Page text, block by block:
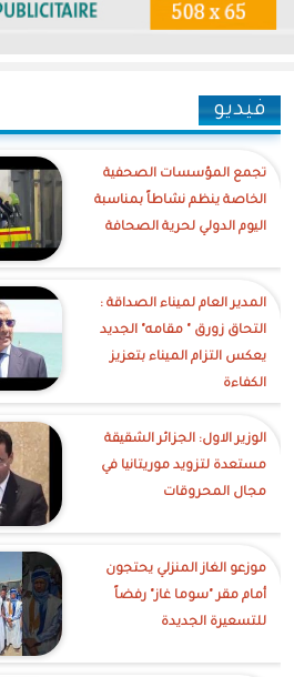
فيديو
تجمع المؤسسات الصحفية
الخاصة ينظم نشاطاً بمناسبة
اليوم الدولي لحرية الصحافة
‎المدير العام لميناء الصداقة :
التحاق زورق " مقامه" الجديد
يعكس التزام الميناء بتعزيز
الكفاءة
الوزير الاول: الجزائر الشقيقة
مستعدة لتزويد موريتانيا في
مجال المحروقات
موزعو الغاز المنزلي يحتجون
أمام مقر "سوما غاز" رفضاً
للتسعيرة الجديدة